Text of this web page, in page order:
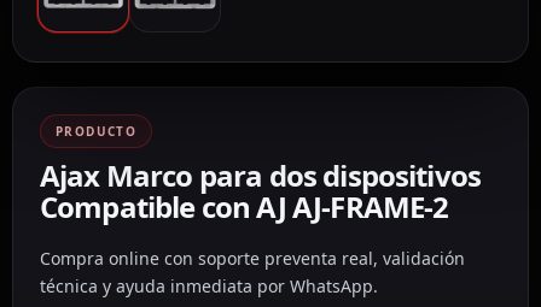
PRODUCTO
Ajax Marco para dos dispositivos
Compatible con AJ AJ-FRAME-2
Compra online con soporte preventa real, validación
técnica y ayuda inmediata por WhatsApp.